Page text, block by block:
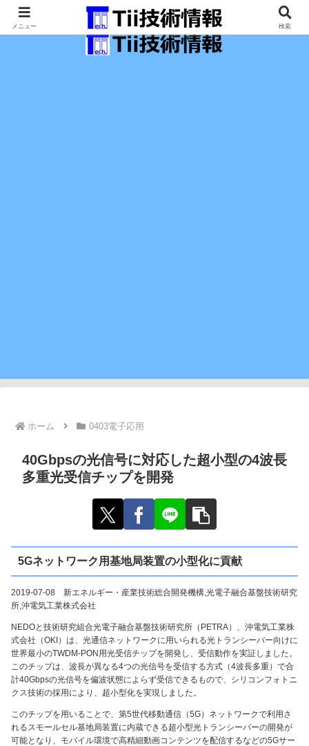
最新の科学技術の情報インフラ。
ホーム 0403電子応用
40Gbpsの光信号に対応した超小型の4波長
多重光受信チップを開発
5Gネットワーク用基地局装置の小型化に貢献
2019-07-08 新エネルギー・産業技術総合開発機構,光電子融合基盤技術研究
所,沖電気工業株式会社
NEDOと技術研究組合光電子融合基盤技術研究所（PETRA）、沖電気工業株
式会社（OKI）は、光通信ネットワークに用いられる光トランシーバー向けに
世界最小のTWDM-PON用光受信チップを開発し、受信動作を実証しました。
このチップは、波長が異なる4つの光信号を受信する方式（4波長多重）で合
計40Gbpsの光信号を偏波状態によらず受信できるもので、シリコンフォトニ
クス技術の採用により、超小型化を実現しました。
このチップを用いることで、第5世代移動通信（5G）ネットワークで利用さ
れるスモールセル基地局装置に内蔵できる超小型光トランシーバーの開発が
可能となり、モバイル環境で高精細動画コンテンツを配信するなどの5Gサー
メニュー 検索